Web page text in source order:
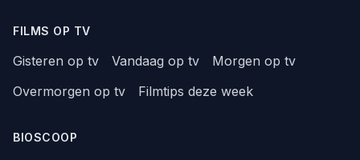
FILMS OP TV
Gisteren op tv Vandaag op tv
Morgen op tv
Overmorgen op tv
Filmtips deze week
BIOSCOOP